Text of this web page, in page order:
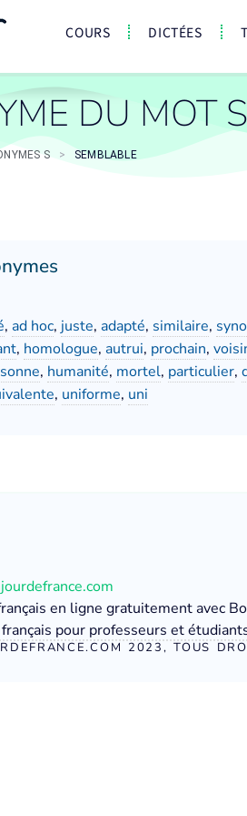
COURS DICTÉES
DU MOT
S > SEMBLABLE
, ad hoc, juste, adapté, similaire,
, homologue, autrui, prochain,
, humanité, mortel, particulier,
, uniforme, uni
en ligne gratuitement avec
pour professeurs et
2023, TOUS